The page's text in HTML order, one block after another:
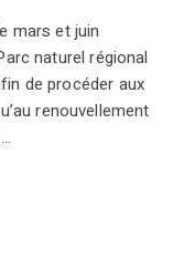
mars et juin
naturel régional
de procéder aux
renouvellement